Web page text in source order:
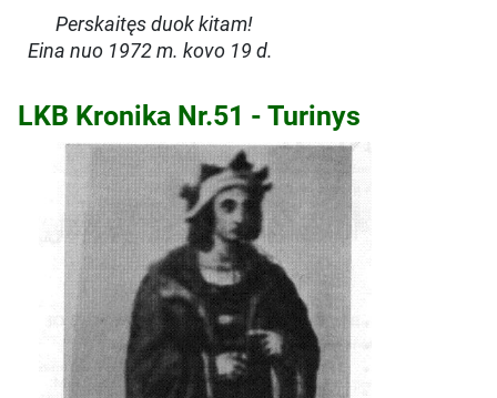
Perskaitęs duok kitam!
Eina nuo 1972 m. kovo 19 d.
LKB Kronika Nr.51 - Turinys